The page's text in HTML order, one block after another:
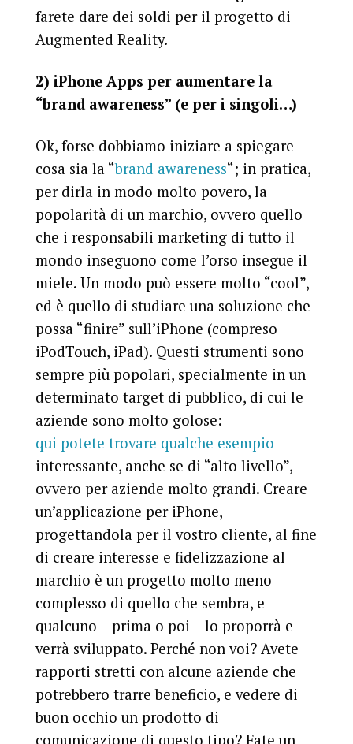
farete dare dei soldi per il progetto di
Augmented Reality.
2) iPhone Apps per aumentare la
“brand awareness” (e per i singoli…)
Ok, forse dobbiamo iniziare a spiegare
cosa sia la “brand awareness“; in pratica,
per dirla in modo molto povero, la
popolarità di un marchio, ovvero quello
che i responsabili marketing di tutto il
mondo inseguono come l’orso insegue il
miele. Un modo può essere molto “cool”,
ed è quello di studiare una soluzione che
possa “finire” sull’iPhone (compreso
iPodTouch, iPad). Questi strumenti sono
sempre più popolari, specialmente in un
determinato target di pubblico, di cui le
aziende sono molto golose:
qui potete trovare qualche esempio
interessante, anche se di “alto livello”,
ovvero per aziende molto grandi. Creare
un’applicazione per iPhone,
progettandola per il vostro cliente, al fine
di creare interesse e fidelizzazione al
marchio è un progetto molto meno
complesso di quello che sembra, e
qualcuno – prima o poi – lo proporrà e
verrà sviluppato. Perché non voi? Avete
rapporti stretti con alcune aziende che
potrebbero trarre beneficio, e vedere di
buon occhio un prodotto di
comunicazione di questo tipo? Fate un